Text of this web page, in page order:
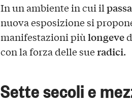
In un ambiente in cui il
nuova esposizione si
manifestazioni più longeve
con la forza delle sueradici.
Sette secoli e